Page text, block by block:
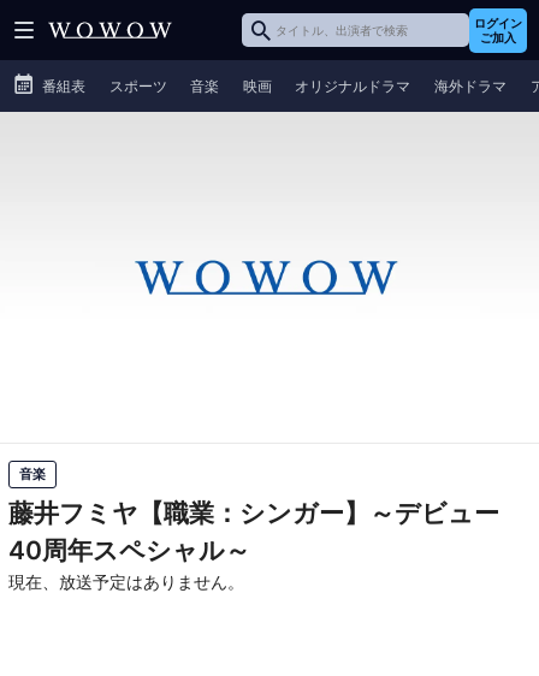
ログイン
ご加入
番組表 スポーツ 音楽 映画 オリジナルドラマ 海外ドラマ
音楽
藤井フミヤ【職業：シンガー】～デビュー
40周年スペシャル～
現在、放送予定はありません。